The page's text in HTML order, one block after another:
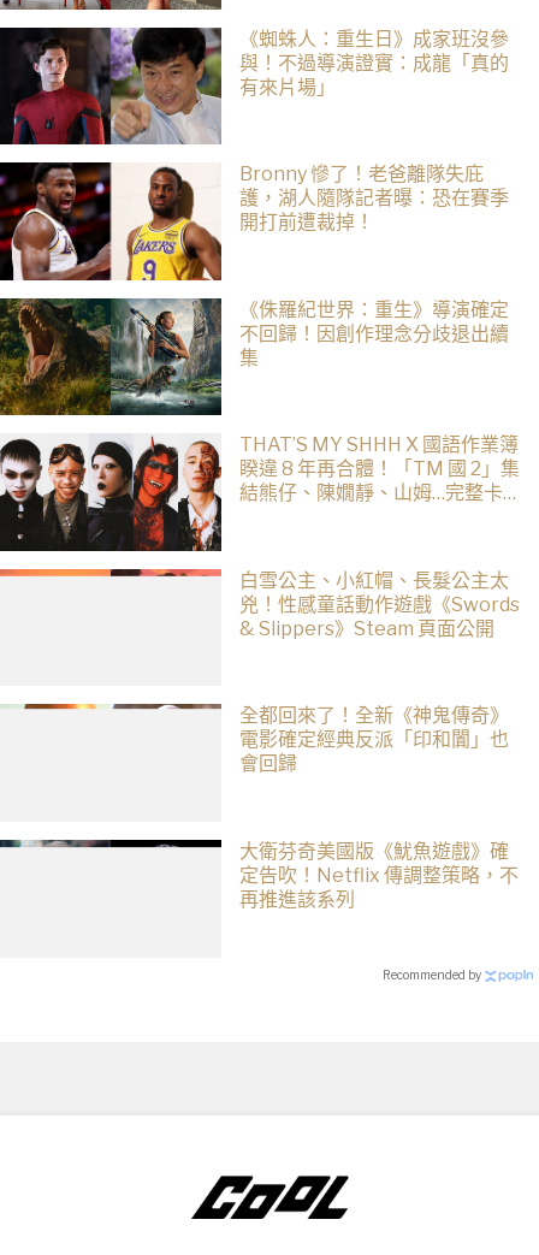
《蜘蛛人：重生日》成家班沒參
與！不過導演證實：成龍「真的
有來片場」
Bronny 慘了！老爸離隊失庇
護，湖人隨隊記者曝：恐在賽季
開打前遭裁掉！
《侏羅紀世界：重生》導演確定
不回歸！因創作理念分歧退出續
集
THAT’S MY SHHH X 國語作業簿
睽違 8 年再合體！「TM 國 2」集
結熊仔、陳嫺靜、山姆…完整卡
白雪公主、小紅帽、長髮公主太
兇！性感童話動作遊戲《Swords
& Slippers》Steam 頁面公開
全都回來了！全新《神鬼傳奇》
電影確定經典反派「印和闐」也
會回歸
大衛芬奇美國版《魷魚遊戲》確
定告吹！Netflix 傳調整策略，不
再推進該系列
Recommended by